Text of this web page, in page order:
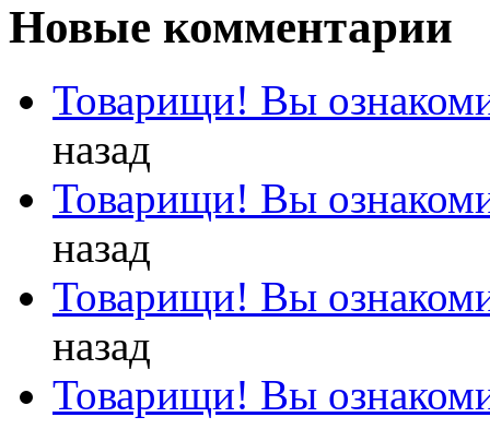
Новые комментарии
Товарищи! Вы
назад
Товарищи! Вы
назад
Товарищи! Вы
назад
Товарищи! Вы